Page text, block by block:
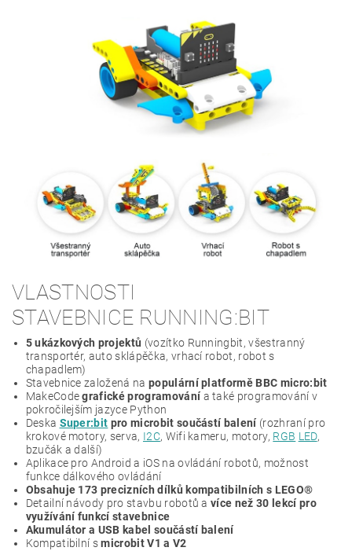
VLASTNOSTI
STAVEBNICE RUNNING:BIT
5 ukázkových projektů (vozítko Runningbit, všestranný
transportér, auto sklápěčka, vrhací robot, robot s
chapadlem)
Stavebnice založená na populární platformě BBC micro:bit
MakeCodegrafické programování a také programování v
pokročilejším jazyce Python
Deska Super:bit pro microbit součástí balení (rozhraní pro
krokové motory, serva, I2C, Wifi kameru, motory, RGB LED,
bzučák a další)
Aplikace pro Android a iOS na ovládání robotů, možnost
funkce dálkového ovládání
Obsahuje 173 precizních dílků kompatibilních s LEGO®
Detailní návody pro stavbu robotů avíce než 30 lekcí pro
využívání funkcí stavebnice
Akumulátor a USB kabel součástí balení
Kompatibilní smicrobit V1 a V2